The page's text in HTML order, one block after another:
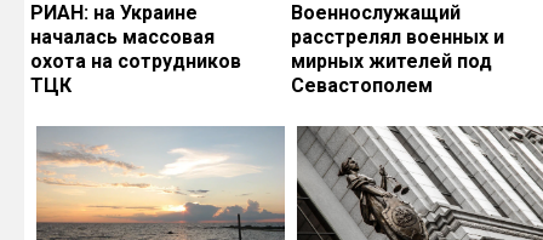
РИАН: на Украине
началась массовая
охота на сотрудников
ТЦК
Военнослужащий
расстрелял военных и
мирных жителей под
Севастополем